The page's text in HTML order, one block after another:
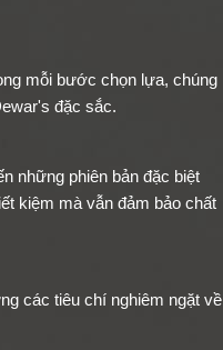
mỗi bước chọn lựa, chúng
đặc sắc.
những phiên bản đặc biệt
kiệm mà vẫn đảm bảo chất
các tiêu chí nghiêm ngặt về